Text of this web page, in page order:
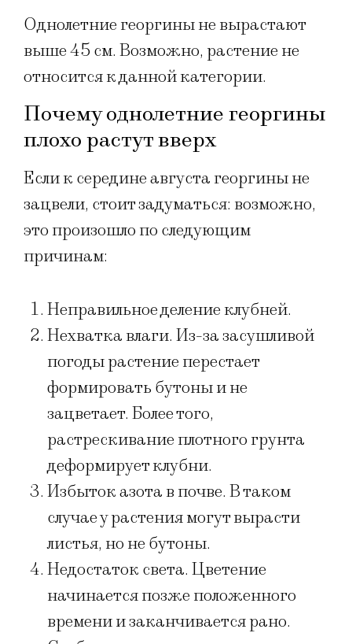
Однолетние георгины не вырастают
выше 45 см. Возможно, растение не
относится к данной категории.
Почему однолетние георгины
плохо растут вверх
Если к середине августа георгины не
зацвели, стоит задуматься: возможно,
это произошло по следующим
причинам:
Неправильное деление клубней.
Нехватка влаги. Из-за засушливой
погоды растение перестает
формировать бутоны и не
зацветает. Более того,
растрескивание плотного грунта
деформирует клубни.
Избыток азота в почве. В таком
случае у растения могут вырасти
листья, но не бутоны.
Недостаток света. Цветение
начинается позже положенного
времени и заканчивается рано.